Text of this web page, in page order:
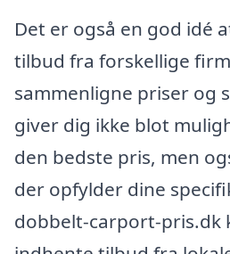
Det er også en god idé
tilbud fra forskellige
sammenligne priser og
giver dig ikke blot
den bedste pris, men
der opfylder dine
dobbelt-carport-pris.dk